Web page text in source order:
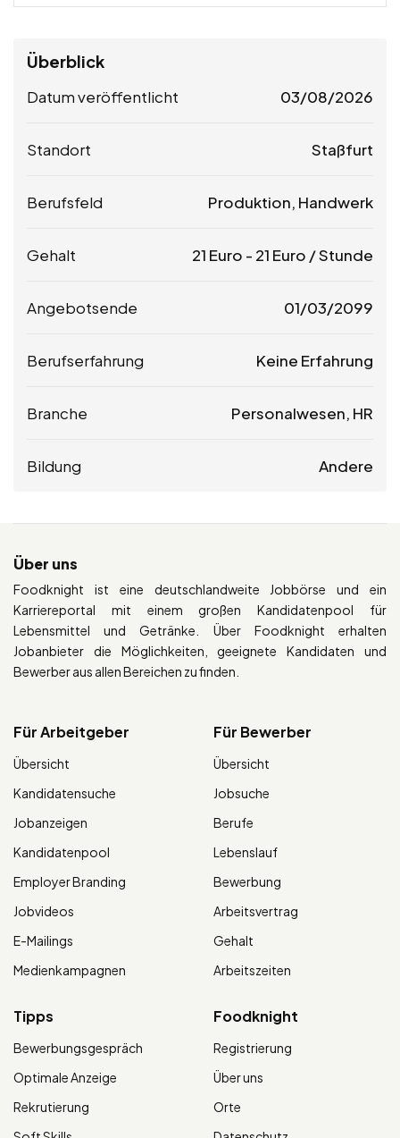
Überblick
Datum veröffentlicht 03/08/2026
Standort Staßfurt
Berufsfeld Produktion, Handwerk
Gehalt 21 Euro - 21 Euro / Stunde
Angebotsende 01/03/2099
Berufserfahrung Keine Erfahrung
Branche Personalwesen, HR
Bildung Andere
Über uns
Foodknight ist eine deutschlandweite Jobbörse und ein
Karriereportal mit einem großen Kandidatenpool für
Lebensmittel und Getränke. Über Foodknight erhalten
Jobanbieter die Möglichkeiten, geeignete Kandidaten und
Bewerber aus allen Bereichen zu finden.
Für Arbeitgeber
Übersicht
Kandidatensuche
Jobanzeigen
Kandidatenpool
Employer Branding
Jobvideos
E-Mailings
Medienkampagnen
Für Bewerber
Übersicht
Jobsuche
Berufe
Lebenslauf
Bewerbung
Arbeitsvertrag
Gehalt
Arbeitszeiten
Tipps
Bewerbungsgespräch
Optimale Anzeige
Rekrutierung
Foodknight
Registrierung
Über uns
Orte